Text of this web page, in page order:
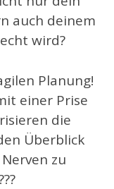
auch deinem
wird?
Planung!
einer Prise
die
Überblick
zu